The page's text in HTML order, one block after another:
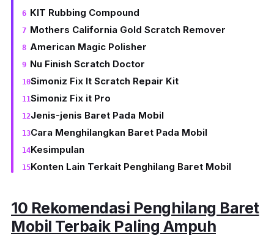
KIT Rubbing Compound
Mothers California Gold Scratch Remover
American Magic Polisher
Nu Finish Scratch Doctor
Simoniz Fix It Scratch Repair Kit
Simoniz Fix it Pro
Jenis-jenis Baret Pada Mobil
Cara Menghilangkan Baret Pada Mobil
Kesimpulan
Konten Lain Terkait Penghilang Baret Mobil
10 Rekomendasi Penghilang Baret
Mobil Terbaik Paling Ampuh